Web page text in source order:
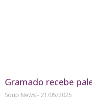
Gramado recebe
Soup News 21/05/2025